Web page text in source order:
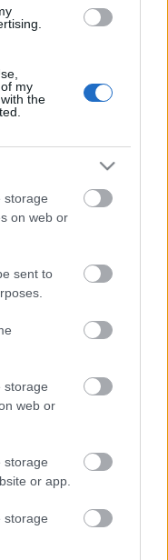
my
the
storage
on web or
sent to
storage
web or
storage
or app.
storage
kétszer erősebb,
a korábbinál. A
használja az
printeltek a
topológia-
és az nTopology
a kifejezetten a 3D
A belgiumi Liége
Egyetemen
generatív
titánbicikli